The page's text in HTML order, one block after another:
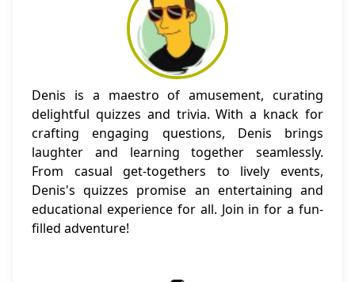
Denis is a maestro of amusement, curating
delightful quizzes and trivia. With a knack for
crafting engaging questions, Denis brings
laughter and learning together seamlessly.
From casual get-togethers to lively events,
Denis's quizzes promise an entertaining and
educational experience for all. Join in for a fun-
filled adventure!